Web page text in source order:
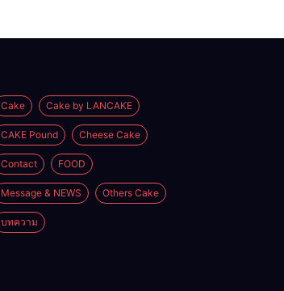
Cake Cake by LANCAKE
CAKE Pound Cheese Cake
Contact FOOD
Message & NEWS Others Cake
บทความ